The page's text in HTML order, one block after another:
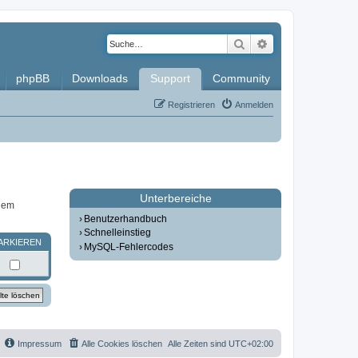
Suche
phpBB Downloads Support Community
Anmelden
Registrieren
Unterbereiche
Benutzerhandbuch
Schnelleinstieg
MySQL-Fehlercodes
Alle Zeiten sind UTC+02:00
Alle Cookies löschen
Impressum